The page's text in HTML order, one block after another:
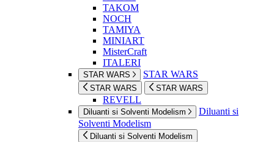
TAKOM
NOCH
TAMIYA
MINIART
MisterCraft
ITALERI
STAR WARS STAR WARS
STAR WARS STAR WARS
REVELL
Diluanti si Solventi Modelism
Diluanti si
Solventi Modelism
Diluanti si Solventi Modelism